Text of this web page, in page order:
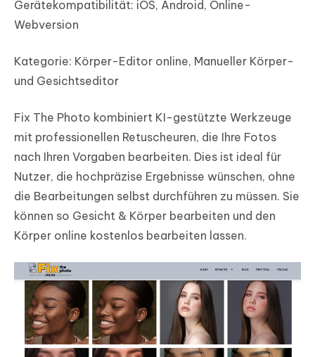
Gerätekompatibilität: iOS, Android, Online-
Webversion
Kategorie: Körper-Editor online, Manueller Körper-
und Gesichtseditor
Fix The Photo kombiniert KI-gestützte Werkzeuge
mit professionellen Retuscheuren, die Ihre Fotos
nach Ihren Vorgaben bearbeiten. Dies ist ideal für
Nutzer, die hochpräzise Ergebnisse wünschen, ohne
die Bearbeitungen selbst durchführen zu müssen. Sie
können so Gesicht & Körper bearbeiten und den
Körper online kostenlos bearbeiten lassen.